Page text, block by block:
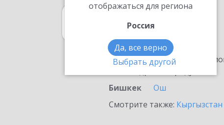
отображаться для региона
Россия
Да, все верно
Выбрать другой
1С:Гаражи
в Бишкеке
Ознакомьтесь с
Бишкек
Ош
Смотрите также: Кыргызстан